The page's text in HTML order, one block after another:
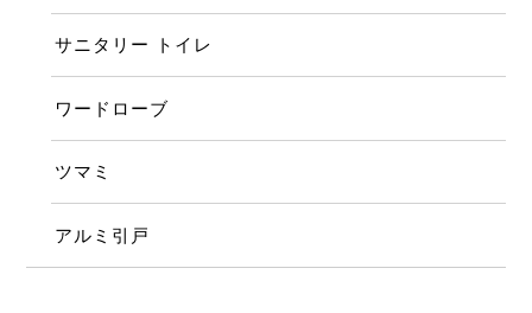
サニタリー トイレ
ワードローブ
ツマミ
アルミ引戸